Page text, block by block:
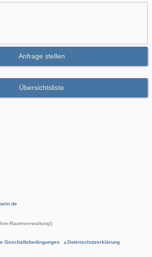
Anfrage stellen
Übersichtsliste
Raumverwaltung')
Geschäftsbedingungen Datenschutzerklärung